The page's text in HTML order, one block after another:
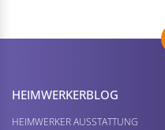
HEIMWERKER­BLOG
HEIMWERKER AUSSTATTUNG